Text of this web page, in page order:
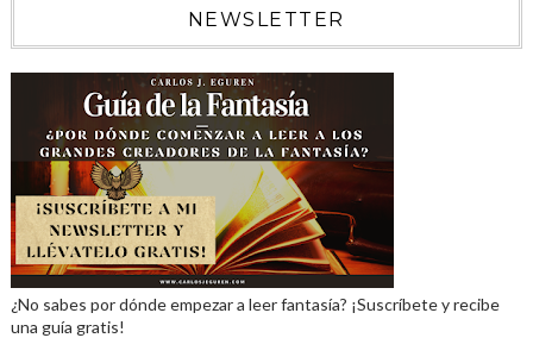
NEWSLETTER
¿No sabes por dónde empezar a leer fantasía? ¡Suscríbete y recibe
una guía gratis!